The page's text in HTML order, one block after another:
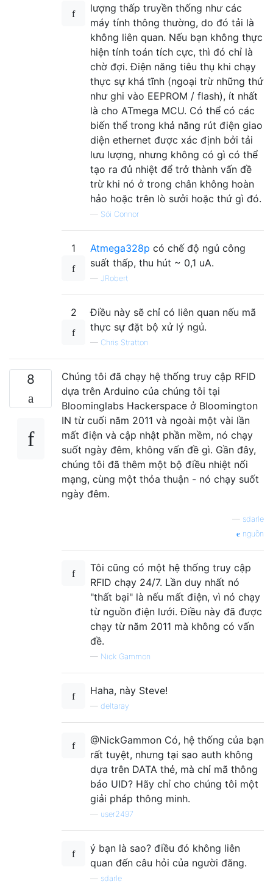
lượng thấp truyền thống như các
máy tính thông thường, do đó tải là
không liên quan. Nếu bạn không thực
hiện tính toán tích cực, thì đó chỉ là
chờ đợi. Điện năng tiêu thụ khi chạy
thực sự khá tĩnh (ngoại trừ những thứ
như ghi vào EEPROM / flash), ít nhất
là cho ATmega MCU. Có thể có các
biến thể trong khả năng rút điện giao
diện ethernet được xác định bởi tải
lưu lượng, nhưng không có gì có thể
tạo ra đủ nhiệt để trở thành vấn đề
trừ khi nó ở trong chân không hoàn
hảo hoặc trên lò sưởi hoặc thứ gì đó.
— Sói Connor
1 Atmega328p có chế độ ngủ công
suất thấp, thu hút ~ 0,1 uA.
— JRobert
2
Điều này sẽ chỉ có liên quan nếu mã
thực sự đặt bộ xử lý ngủ.
— Chris Stratton
8
Chúng tôi đã chạy hệ thống truy cập RFID
dựa trên Arduino của chúng tôi tại
Bloominglabs Hackerspace ở Bloomington
IN từ cuối năm 2011 và ngoài một vài lần
mất điện và cập nhật phần mềm, nó chạy
suốt ngày đêm, không vấn đề gì. Gần đây,
chúng tôi đã thêm một bộ điều nhiệt nối
mạng, cùng một thỏa thuận - nó chạy suốt
ngày đêm.
sdarle
nguồn
Tôi cũng có một hệ thống truy cập
RFID chạy 24/7. Lần duy nhất nó
"thất bại" là nếu mất điện, vì nó chạy
từ nguồn điện lưới. Điều này đã được
chạy từ năm 2011 mà không có vấn
đề.
— Nick Gammon
Haha, này Steve!
deltaray
@NickGammon Có, hệ thống của bạn
rất tuyệt, nhưng tại sao auth không
dựa trên DATA thẻ, mà chỉ mã thông
báo UID? Hãy chỉ cho chúng tôi một
giải pháp thông minh.
user2497
ý bạn là sao? điều đó không liên
quan đến câu hỏi của người đăng.
sdarle